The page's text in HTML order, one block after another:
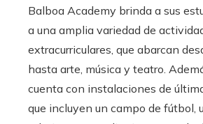
Balboa Academy brinda a sus
a una amplia variedad de
extracurriculares, que abarcan
hasta arte, música y teatro.
cuenta con instalaciones de
que incluyen un campo de fútbol,